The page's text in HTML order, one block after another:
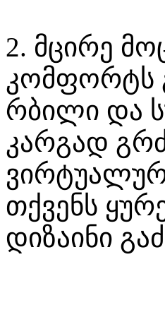
2. მცირე
კომფორტს
რბილი და
კარგად
თქვენს
დიზაინი